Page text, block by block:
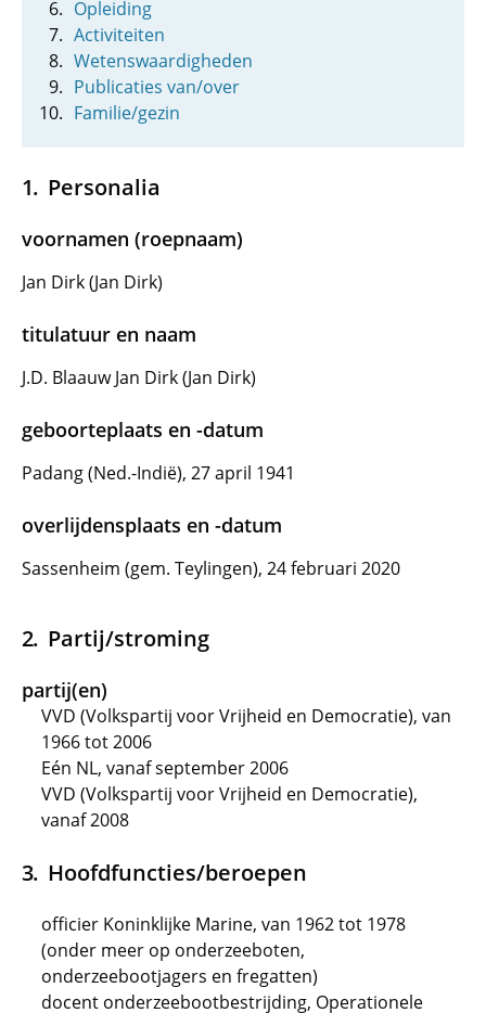
Opleiding
Activiteiten
Wetenswaardigheden
Publicaties van/over
Familie/gezin
Personalia
voornamen (roepnaam)
Jan Dirk (Jan Dirk)
titulatuur en naam
J.D. Blaauw Jan Dirk (Jan Dirk)
geboorteplaats en -datum
Padang (Ned.-Indië), 27 april 1941
overlijdensplaats en -datum
Sassenheim (gem. Teylingen), 24 februari 2020
Partij/stroming
partij(en)
VVD (Volkspartij voor Vrijheid en Democratie), van
1966 tot 2006
Eén NL, vanaf september 2006
VVD (Volkspartij voor Vrijheid en Democratie),
vanaf 2008
Hoofdfuncties/beroepen
officier Koninklijke Marine, van 1962 tot 1978
(onder meer op onderzeeboten,
onderzeebootjagers en fregatten)
docent onderzeebootbestrijding, Operationele